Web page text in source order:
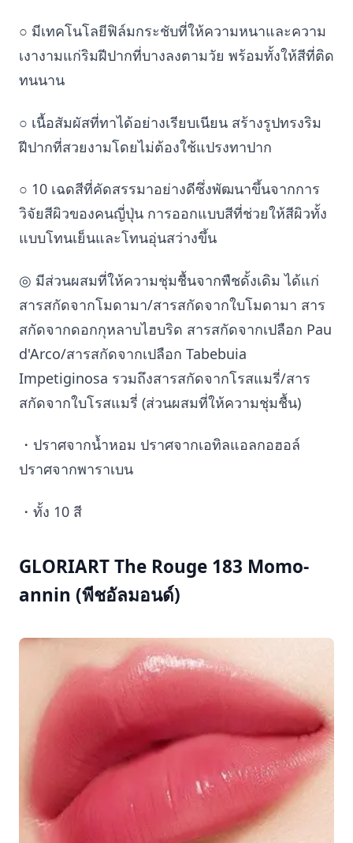
○ มีเทคโนโลยีฟิล์มกระชับที่ให้ความหนาและความ
เงางามแก่ริมฝีปากที่บางลงตามวัย พร้อมทั้งให้สีที่ติด
ทนนาน
○ เนื้อสัมผัสที่ทาได้อย่างเรียบเนียน สร้างรูปทรงริม
ฝีปากที่สวยงามโดยไม่ต้องใช้แปรงทาปาก
○ 10 เฉดสีที่คัดสรรมาอย่างดีซึ่งพัฒนาขึ้นจากการ
วิจัยสีผิวของคนญี่ปุ่น การออกแบบสีที่ช่วยให้สีผิวทั้ง
แบบโทนเย็นและโทนอุ่นสว่างขึ้น
◎ มีส่วนผสมที่ให้ความชุ่มชื้นจากพืชดั้งเดิม ได้แก่
สารสกัดจากโมดามา/สารสกัดจากใบโมดามา สาร
สกัดจากดอกกุหลาบไฮบริด สารสกัดจากเปลือก Pau
d'Arco/สารสกัดจากเปลือก Tabebuia
Impetiginosa รวมถึงสารสกัดจากโรสแมรี่/สาร
สกัดจากใบโรสแมรี่ (ส่วนผสมที่ให้ความชุ่มชื้น)
・ปราศจากน้ำหอม ปราศจากเอทิลแอลกอฮอล์
ปราศจากพาราเบน
・ทั้ง 10 สี
GLORIART The Rouge 183 Momo-
annin (พีชอัลมอนด์)